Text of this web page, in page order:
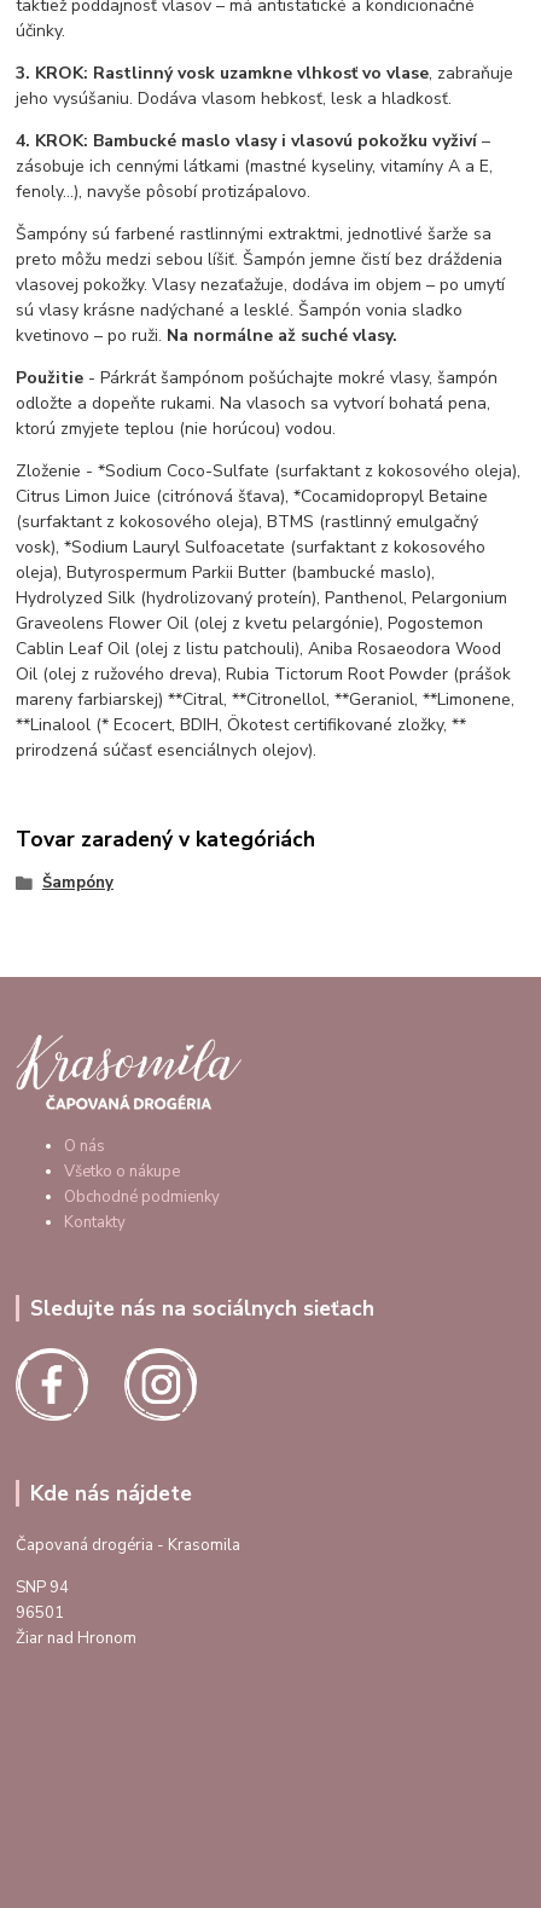
taktiež poddajnosť vlasov – má antistatické a kondicionačné
účinky.
3. KROK: Rastlinný vosk uzamkne vlhkosť vo vlase, zabraňuje
jeho vysúšaniu. Dodáva vlasom hebkosť, lesk a hladkosť.
4. KROK: Bambucké maslo vlasy i vlasovú pokožku vyživí–
zásobuje ich cennými látkami (mastné kyseliny, vitamíny A a E,
fenoly…), navyše pôsobí protizápalovo.
Šampóny sú farbené rastlinnými extraktmi, jednotlivé šarže sa
preto môžu medzi sebou líšiť. Šampón jemne čistí bez dráždenia
vlasovej pokožky. Vlasy nezaťažuje, dodáva im objem – po umytí
sú vlasy krásne nadýchané a lesklé. Šampón vonia sladko
kvetinovo – po ruži. Na normálne až suché vlasy.
Použitie - Párkrát šampónom pošúchajte mokré vlasy, šampón
odložte a dopeňte rukami. Na vlasoch sa vytvorí bohatá pena,
ktorú zmyjete teplou (nie horúcou) vodou.
Zloženie - *Sodium Coco-Sulfate (surfaktant z kokosového oleja),
Citrus Limon Juice (citrónová šťava), *Cocamidopropyl Betaine
(surfaktant z kokosového oleja), BTMS (rastlinný emulgačný
vosk), *Sodium Lauryl Sulfoacetate (surfaktant z kokosového
oleja), Butyrospermum Parkii Butter (bambucké maslo),
Hydrolyzed Silk (hydrolizovaný proteín), Panthenol, Pelargonium
Graveolens Flower Oil (olej z kvetu pelargónie), Pogostemon
Cablin Leaf Oil (olej z listu patchouli), Aniba Rosaeodora Wood
Oil (olej z ružového dreva), Rubia Tictorum Root Powder (prášok
mareny farbiarskej) **Citral, **Citronellol, **Geraniol, **Limonene,
**Linalool (* Ecocert, BDIH, Ökotest certifikované zložky, **
prirodzená súčasť esenciálnych olejov).
Tovar zaradený v kategóriách
Šampóny
O nás
Všetko o nákupe
Obchodné podmienky
Kontakty
Sledujte nás na sociálnych sieťach
Kde nás nájdete
Čapovaná drogéria - Krasomila
SNP 94
96501
Žiar nad Hronom